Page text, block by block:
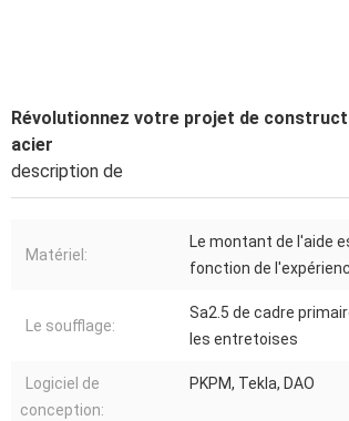
Révolutionnez votre projet de
acier
description de
Matériel:
Le montant de l'aide
fonction de
Le soufflage:
Sa2.5 de cadre
les entretoises
Logiciel de
conception:
PKPM, Tekla, DAO